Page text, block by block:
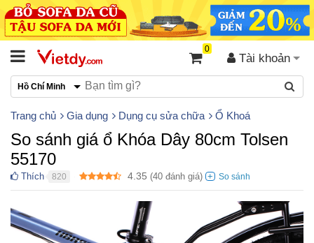
Tài khoản
0
Hồ Chí Minh
Trang chủ Gia dụng Dụng cụ sửa chữa Ổ Khoá
So sánh giá ổ Khóa Dây 80cm Tolsen
55170
Thích 820 4.35 (40 đánh giá)